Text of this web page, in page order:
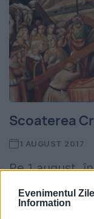
Evenimentul
Information
Scoaterea
1 AUGUST 2017
Pe 1 august,
Maicii
obiceiul